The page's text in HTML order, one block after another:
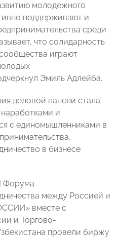
молодежного
поддерживают и
среди
что солидарность
играют
Эмиль Адлейба.
деловой панели стала
и
с единомышленниками в
в бизнесе
Форума
между Россией и
вместе с
и Торгово-
провели биржу